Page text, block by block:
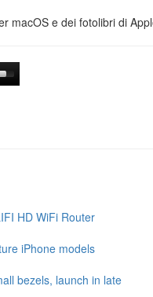
macOS e dei fotolibri di
HD WiFi Router
iPhone models
bezels, launch in late